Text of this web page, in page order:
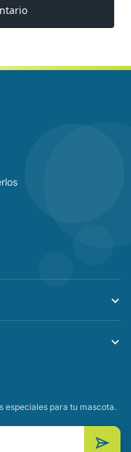
especiales para tu mascota.